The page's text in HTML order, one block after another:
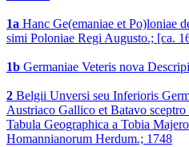
1a Hanc Ge(emaniae et Po)loniae
simi Poloniae Regi Augusto.; [ca.
1b Germaniae Veteris nova
2 Belgii Unversi seu Inferioris
Austriaco Gallico et Batavo sceptro
Tabula Geographica a Tobia
Homannianorum Herdum.; 1748